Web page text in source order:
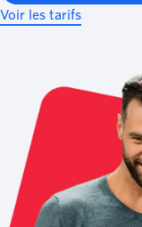
Voir les tarifs